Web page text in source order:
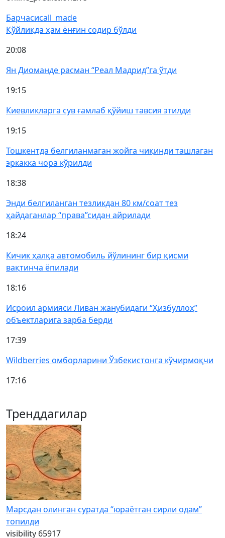
Барчасиcall_made
Қўйлиқда ҳам ёнғин содир бўлди
20:08
Ян Диоманде расман “Реал Мадрид”га ўтди
19:15
Киевликларга сув ғамлаб қўйиш тавсия этилди
19:15
Тошкентда белгиланмаган жойга чиқинди ташлаган
эркакка чора кўрилди
18:38
Энди белгиланган тезликдан 80 км/соат тез
ҳайдаганлар “права”сидан айрилади
18:24
Кичик ҳалқа автомобиль йўлининг бир қисми
вақтинча ёпилади
18:16
Исроил армияси Ливан жанубидаги “Ҳизбуллоҳ”
объектларига зарба берди
17:39
Wildberries омборларини Ўзбекистонга кўчирмоқчи
17:16
Тренддагилар
Марсдан олинган суратда “юраётган сирли одам”
топилди
visibility 65917